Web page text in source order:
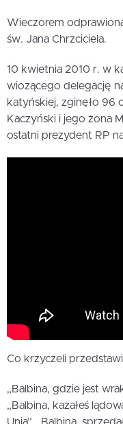
Wieczorem
św. Jana Chrzciciela.
10 kwietnia 2010 r. w
wiozącego delegację
katyńskiej, zginęło 96
Kaczyński i jego żona
ostatni prezydent RP
Co krzyczeli
„Balbina, gdzie jest
„Balbina, kazałeś